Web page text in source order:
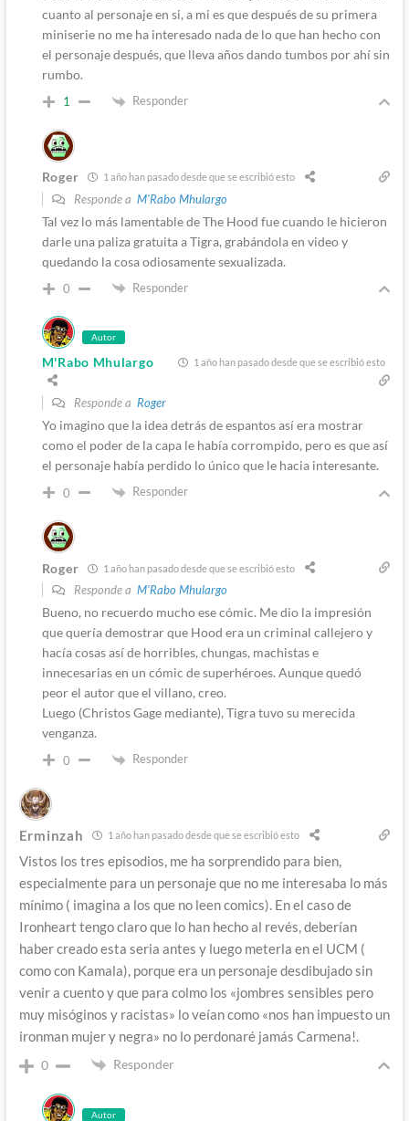
cuanto al personaje en si, a mi es que después de su primera
miniserie no me ha interesado nada de lo que han hecho con
el personaje después, que lleva años dando tumbos por ahí sin
rumbo.
1 Responder
Roger 1 año han pasado desde que se escribió esto
Responde a M'Rabo Mhulargo
Tal vez lo más lamentable de The Hood fue cuando le hicieron
darle una paliza gratuita a Tigra, grabándola en video y
quedando la cosa odiosamente sexualizada.
0 Responder
Autor
M'Rabo Mhulargo 1 año han pasado desde que se escribió esto
Responde a Roger
Yo imagino que la idea detrás de espantos así era mostrar
como el poder de la capa le había corrompido, pero es que así
el personaje había perdido lo único que le hacia interesante.
0 Responder
Roger 1 año han pasado desde que se escribió esto
Responde a M'Rabo Mhulargo
Bueno, no recuerdo mucho ese cómic. Me dio la impresión
que quería demostrar que Hood era un criminal callejero y
hacía cosas así de horribles, chungas, machistas e
innecesarias en un cómic de superhéroes. Aunque quedó
peor el autor que el villano, creo.
Luego (Christos Gage mediante), Tigra tuvo su merecida
venganza.
0 Responder
Erminzah 1 año han pasado desde que se escribió esto
Vistos los tres episodios, me ha sorprendido para bien,
especialmente para un personaje que no me interesaba lo más
mínimo ( imagina a los que no leen comics). En el caso de
Ironheart tengo claro que lo han hecho al revés, deberían
haber creado esta seria antes y luego meterla en el UCM (
como con Kamala), porque era un personaje desdibujado sin
venir a cuento y que para colmo los «jombres sensibles pero
muy misóginos y racistas» lo veían como «nos han impuesto un
ironman mujer y negra» no lo perdonaré jamás Carmena!.
0 Responder
Autor